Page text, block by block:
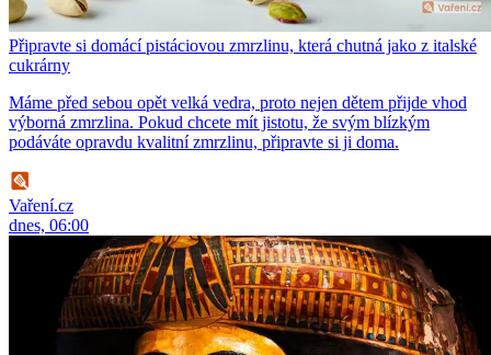
Připravte si domácí pistáciovou zmrzlinu, která chutná jako z italské
cukrárny
Máme před sebou opět velká vedra, proto nejen dětem přijde vhod
výborná zmrzlina. Pokud chcete mít jistotu, že svým blízkým
podáváte opravdu kvalitní zmrzlinu, připravte si ji doma.
Vaření.cz
dnes, 06:00